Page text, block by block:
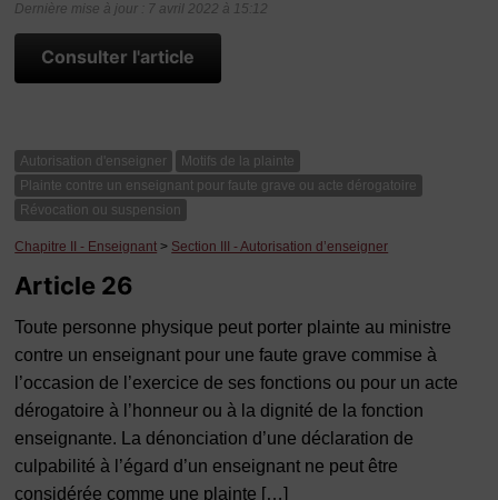
Dernière mise à jour : 7 avril 2022 à 15:12
Consulter l'article
Autorisation d'enseigner
Motifs de la plainte
Plainte contre un enseignant pour faute grave ou acte dérogatoire
Révocation ou suspension
Chapitre II - Enseignant > Section III - Autorisation d’enseigner
Article 26
Toute personne physique peut porter plainte au ministre
contre un enseignant pour une faute grave commise à
l’occasion de l’exercice de ses fonctions ou pour un acte
dérogatoire à l’honneur ou à la dignité de la fonction
enseignante. La dénonciation d’une déclaration de
culpabilité à l’égard d’un enseignant ne peut être
considérée comme une plainte […]